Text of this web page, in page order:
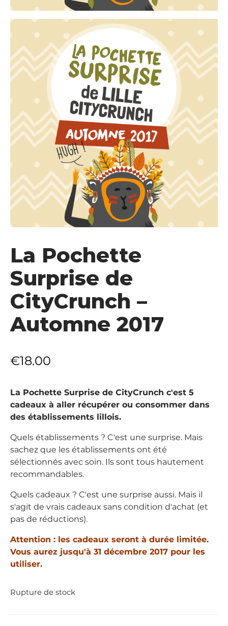
La Pochette
Surprise de
CityCrunch –
Automne 2017
€18.00
La Pochette Surprise de CityCrunch c'est 5
cadeaux à aller récupérer ou consommer dans
des établissements lillois.
Quels établissements ? C'est une surprise. Mais
sachez que les établissements ont été
sélectionnés avec soin. Ils sont tous hautement
recommandables.
Quels cadeaux ? C'est une surprise aussi. Mais il
s'agit de vrais cadeaux sans condition d'achat (et
pas de réductions).
Attention : les cadeaux seront à durée limitée.
Vous aurez jusqu'à 31 décembre 2017 pour les
utiliser.
Rupture de stock